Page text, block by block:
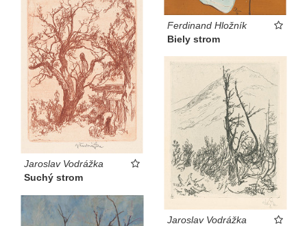
Ferdinand Hložník
Biely strom
Jaroslav Vodrážka
Suchý strom
Jaroslav Vodrážka